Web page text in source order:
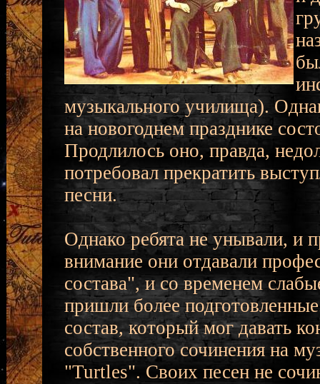
музыкального училища).
на новогоднем празднике
Продлилось оно, правда,
потребовал прекратить
песни.
Однако ребята не унывали, и
внимание они отдавали
состава", и со временем
пришли более
состав, который мог давать
собственного сочинения на
"Turtles". Своих песен не